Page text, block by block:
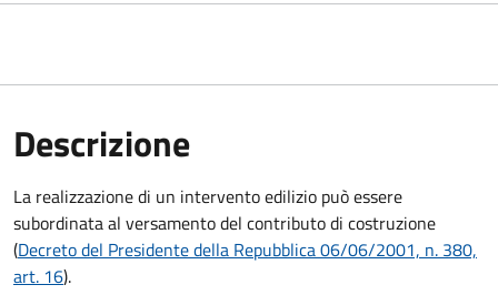
Descrizione
La realizzazione di un intervento edilizio può essere
subordinata al versamento del contributo di costruzione
(Decreto del Presidente della Repubblica 06/06/2001, n. 380,
art. 16).